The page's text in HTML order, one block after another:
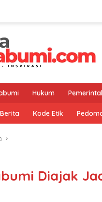
Hukum
Kode Etik
Diajak